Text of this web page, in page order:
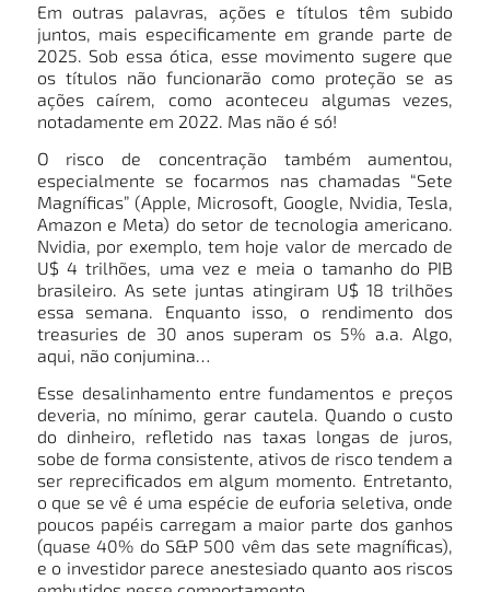
Em outras palavras, ações e títulos têm subido
juntos, mais especificamente em grande parte de
2025. Sob essa ótica, esse movimento sugere que
os títulos não funcionarão como proteção se as
ações caírem, como aconteceu algumas vezes,
notadamente em 2022. Mas não é só!
O risco de concentração também aumentou,
especialmente se focarmos nas chamadas “Sete
Magníficas” (Apple, Microsoft, Google, Nvidia, Tesla,
Amazon e Meta) do setor de tecnologia americano.
Nvidia, por exemplo, tem hoje valor de mercado de
U$ 4 trilhões, uma vez e meia o tamanho do PIB
brasileiro. As sete juntas atingiram U$ 18 trilhões
essa semana. Enquanto isso, o rendimento dos
treasuries de 30 anos superam os 5% a.a. Algo,
aqui, não conjumina…
Esse desalinhamento entre fundamentos e preços
deveria, no mínimo, gerar cautela. Quando o custo
do dinheiro, refletido nas taxas longas de juros,
sobe de forma consistente, ativos de risco tendem a
ser reprecificados em algum momento. Entretanto,
o que se vê é uma espécie de euforia seletiva, onde
poucos papéis carregam a maior parte dos ganhos
(quase 40% do S&P 500 vêm das sete magníficas),
e o investidor parece anestesiado quanto aos riscos